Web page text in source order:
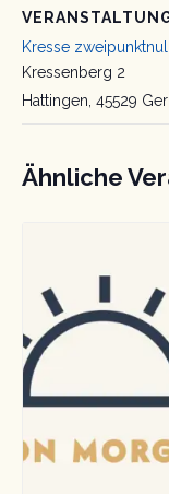
Kresse
Kressenberg 2
Hattingen, 45529
Ähnliche